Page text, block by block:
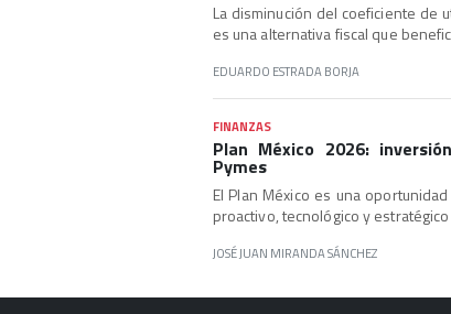
La disminución del coeficiente de
es una alternativa fiscal que
EDUARDO ESTRADA BORJA
FINANZAS
Plan México 2026:
Pymes
El Plan México es una
proactivo, tecnológico y
JOSÉ JUAN MIRANDA SÁNCHEZ